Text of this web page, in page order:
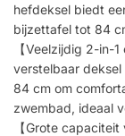
hefdeksel biedt
bijzettafel tot 84
【Veelzijdig 2-in-
verstelbaar
84 cm om
zwembad, ideaal
【Grote